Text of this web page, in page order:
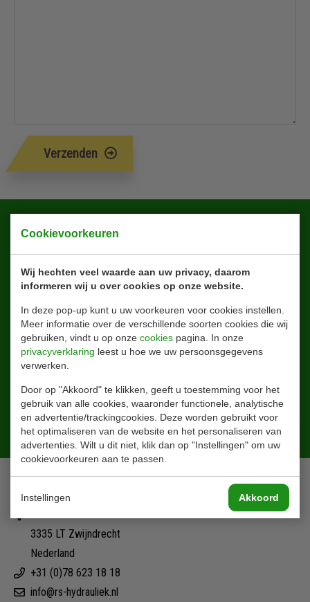
Cookievoorkeuren
Wij hechten veel waarde aan uw privacy, daarom
informeren wij u over cookies op onze website.
In deze pop-up kunt u uw voorkeuren voor cookies instellen.
Meer informatie over de verschillende soorten cookies die wij
gebruiken, vindt u op onze cookies pagina. In onze
privacyverklaring leest u hoe we uw persoonsgegevens
verwerken.
Door op "Akkoord" te klikken, geeft u toestemming voor het
gebruik van alle cookies, waaronder functionele, analytische
en advertentie/trackingcookies. Deze worden gebruikt voor
het optimaliseren van de website en het personaliseren van
advertenties. Wilt u dit niet, klik dan op "Instellingen" om uw
cookievoorkeuren aan te passen.
Instellingen Akkoord
Verzenden
Blijf altijd op de hoogte!
Aanmelden
Contact
3335 LT Zwijndrecht
Nederland
+31 (0)78 623 18 18
info@rs-hydrauliek.nl